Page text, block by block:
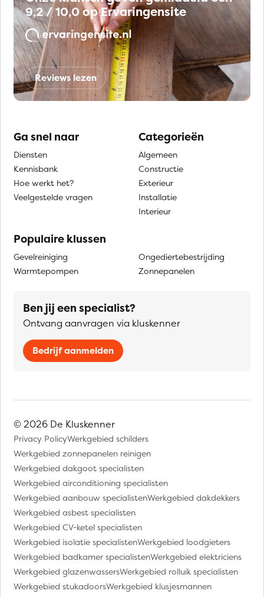
9,2 / 10,0 op Ervaringensite
Reviews lezen
Ga snel naar
Diensten
Kennisbank
Hoe werkt het?
Veelgestelde vragen
Categorieën
Algemeen
Constructie
Exterieur
Installatie
Interieur
Populaire klussen
Gevelreiniging
Warmtepompen
Ongediertebestrijding
Zonnepanelen
Ben jij een specialist?
Ontvang aanvragen via kluskenner
Bedrijf aanmelden
© 2026 De Kluskenner
Privacy PolicyWerkgebied schilders
Werkgebied zonnepanelen reinigen
Werkgebied dakgoot specialisten
Werkgebied airconditioning specialisten
Werkgebied aanbouw specialistenWerkgebied dakdekkers
Werkgebied asbest specialisten
Werkgebied CV-ketel specialisten
Werkgebied isolatie specialistenWerkgebied loodgieters
Werkgebied badkamer specialistenWerkgebied elektriciens
Werkgebied glazenwassersWerkgebied rolluik specialisten
Werkgebied stukadoorsWerkgebied klusjesmannen